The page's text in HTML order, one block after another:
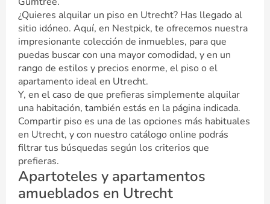
¿Quieres alquilar un piso en Utrecht? Has llegado al
sitio idóneo. Aquí, en Nestpick, te ofrecemos nuestra
impresionante colección de inmuebles, para que
puedas buscar con una mayor comodidad, y en un
rango de estilos y precios enorme, el piso o el
apartamento ideal en Utrecht.
Y, en el caso de que prefieras simplemente alquilar
una habitación, también estás en la página indicada.
Compartir piso es una de las opciones más habituales
en Utrecht, y con nuestro catálogo online podrás
filtrar tus búsquedas según los criterios que
prefieras.
Apartoteles y apartamentos
amueblados en Utrecht